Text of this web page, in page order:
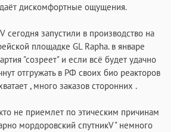
дискомфортные ощущения.
сегодня запустили в производство на
площадке GL Rapha. в январе
"созреет" и если всё будет удачно
отгружать в РФ своих био реакторов
, много заказов сторонних .
не приемлет по этическим причинам
мордоровский спутникV" немного